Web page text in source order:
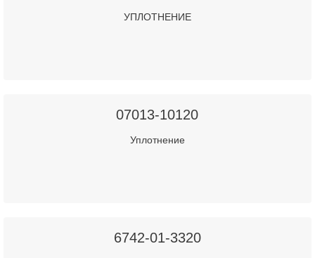
УПЛОТНЕНИЕ
07013-10120
Уплотнение
6742-01-3320